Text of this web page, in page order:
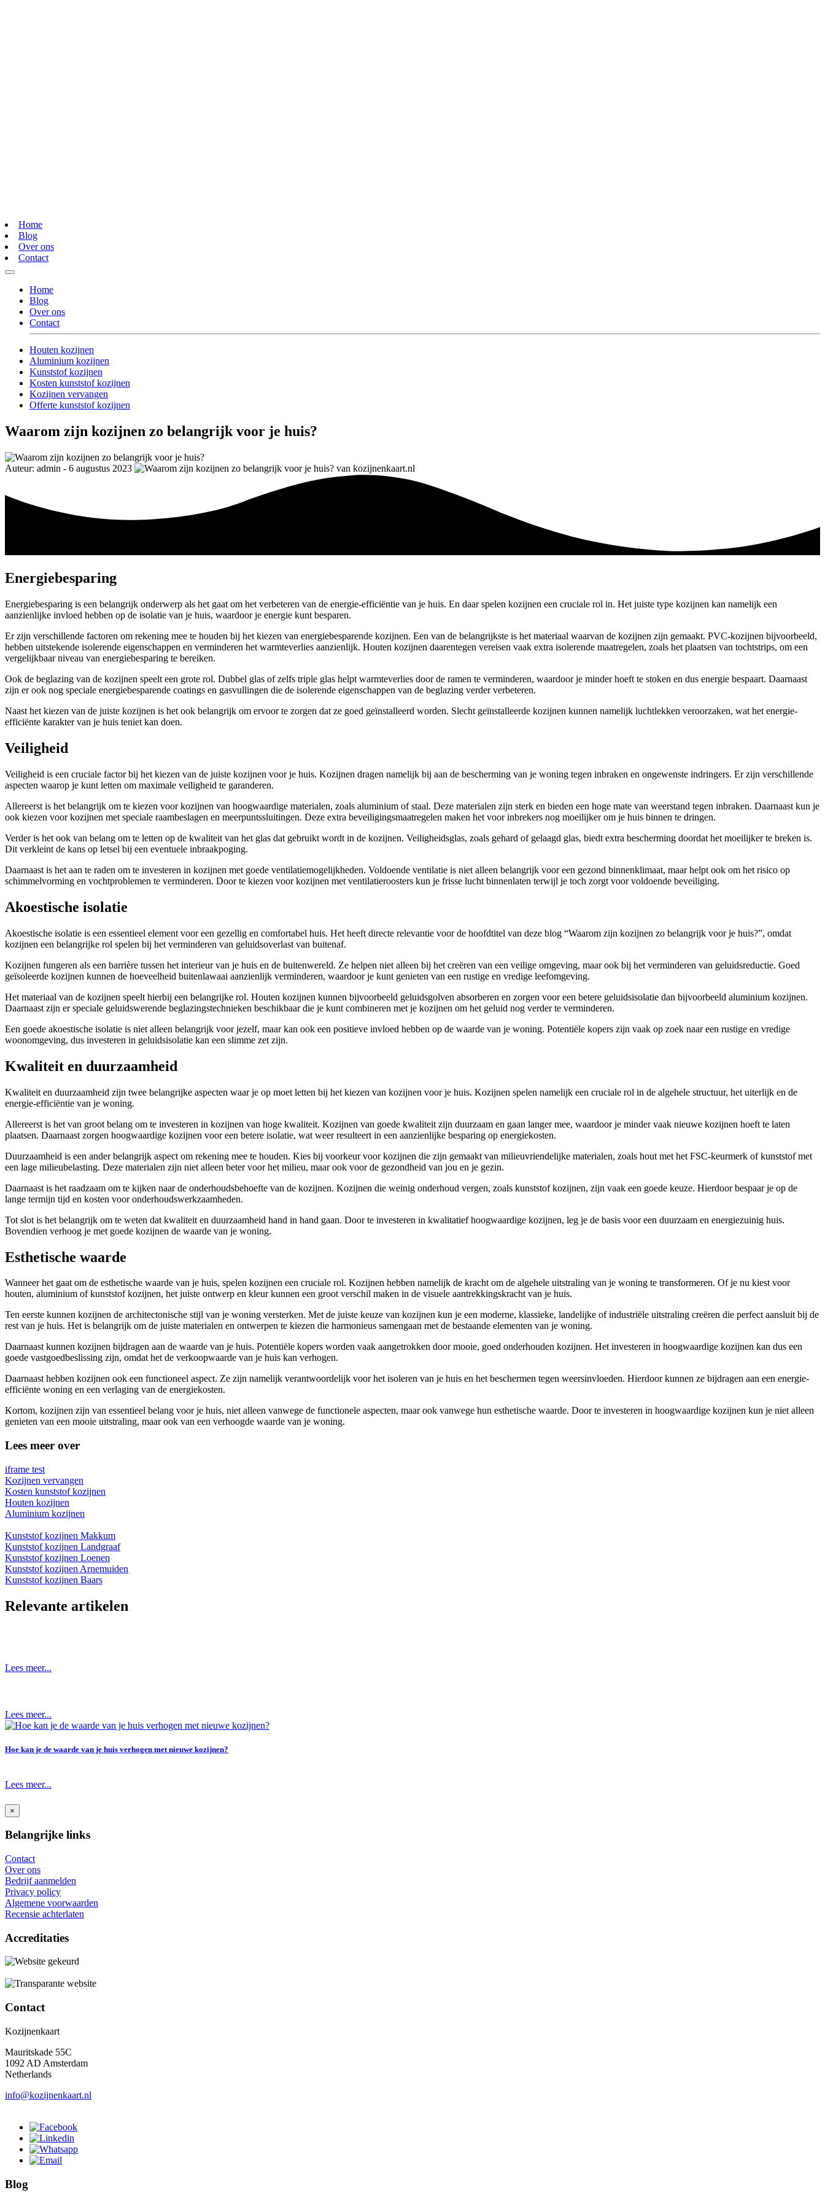
Home
Blog
Over ons
Contact
Home
Blog
Over ons
Contact
Houten kozijnen
Aluminium kozijnen
Kunststof kozijnen
Kosten kunststof kozijnen
Kozijnen vervangen
Offerte kunststof kozijnen
Waarom zijn kozijnen zo belangrijk voor je huis?
Auteur: admin - 6 augustus 2023
Energiebesparing
Energiebesparing is een belangrijk onderwerp als het gaat om het verbeteren van de energie-efficiëntie van je huis. En daar spelen kozijnen een cruciale rol in. Het juiste type kozijnen kan namelijk een
aanzienlijke invloed hebben op de isolatie van je huis, waardoor je energie kunt besparen.
Er zijn verschillende factoren om rekening mee te houden bij het kiezen van energiebesparende kozijnen. Een van de belangrijkste is het materiaal waarvan de kozijnen zijn gemaakt. PVC-kozijnen bijvoorbeeld,
hebben uitstekende isolerende eigenschappen en verminderen het warmteverlies aanzienlijk. Houten kozijnen daarentegen vereisen vaak extra isolerende maatregelen, zoals het plaatsen van tochtstrips, om een
vergelijkbaar niveau van energiebesparing te bereiken.
Ook de beglazing van de kozijnen speelt een grote rol. Dubbel glas of zelfs triple glas helpt warmteverlies door de ramen te verminderen, waardoor je minder hoeft te stoken en dus energie bespaart. Daarnaast
zijn er ook nog speciale energiebesparende coatings en gasvullingen die de isolerende eigenschappen van de beglazing verder verbeteren.
Naast het kiezen van de juiste kozijnen is het ook belangrijk om ervoor te zorgen dat ze goed geïnstalleerd worden. Slecht geïnstalleerde kozijnen kunnen namelijk luchtlekken veroorzaken, wat het energie-
efficiënte karakter van je huis teniet kan doen.
Veiligheid
Veiligheid is een cruciale factor bij het kiezen van de juiste kozijnen voor je huis. Kozijnen dragen namelijk bij aan de bescherming van je woning tegen inbraken en ongewenste indringers. Er zijn verschillende
aspecten waarop je kunt letten om maximale veiligheid te garanderen.
Allereerst is het belangrijk om te kiezen voor kozijnen van hoogwaardige materialen, zoals aluminium of staal. Deze materialen zijn sterk en bieden een hoge mate van weerstand tegen inbraken. Daarnaast kun je
ook kiezen voor kozijnen met speciale raambeslagen en meerpuntssluitingen. Deze extra beveiligingsmaatregelen maken het voor inbrekers nog moeilijker om je huis binnen te dringen.
Verder is het ook van belang om te letten op de kwaliteit van het glas dat gebruikt wordt in de kozijnen. Veiligheidsglas, zoals gehard of gelaagd glas, biedt extra bescherming doordat het moeilijker te breken is.
Dit verkleint de kans op letsel bij een eventuele inbraakpoging.
Daarnaast is het aan te raden om te investeren in kozijnen met goede ventilatiemogelijkheden. Voldoende ventilatie is niet alleen belangrijk voor een gezond binnenklimaat, maar helpt ook om het risico op
schimmelvorming en vochtproblemen te verminderen. Door te kiezen voor kozijnen met ventilatieroosters kun je frisse lucht binnenlaten terwijl je toch zorgt voor voldoende beveiliging.
Akoestische isolatie
Akoestische isolatie is een essentieel element voor een gezellig en comfortabel huis. Het heeft directe relevantie voor de hoofdtitel van deze blog “Waarom zijn kozijnen zo belangrijk voor je huis?”, omdat
kozijnen een belangrijke rol spelen bij het verminderen van geluidsoverlast van buitenaf.
Kozijnen fungeren als een barrière tussen het interieur van je huis en de buitenwereld. Ze helpen niet alleen bij het creëren van een veilige omgeving, maar ook bij het verminderen van geluidsreductie. Goed
geïsoleerde kozijnen kunnen de hoeveelheid buitenlawaai aanzienlijk verminderen, waardoor je kunt genieten van een rustige en vredige leefomgeving.
Het materiaal van de kozijnen speelt hierbij een belangrijke rol. Houten kozijnen kunnen bijvoorbeeld geluidsgolven absorberen en zorgen voor een betere geluidsisolatie dan bijvoorbeeld aluminium kozijnen.
Daarnaast zijn er speciale geluidswerende beglazingstechnieken beschikbaar die je kunt combineren met je kozijnen om het geluid nog verder te verminderen.
Een goede akoestische isolatie is niet alleen belangrijk voor jezelf, maar kan ook een positieve invloed hebben op de waarde van je woning. Potentiële kopers zijn vaak op zoek naar een rustige en vredige
woonomgeving, dus investeren in geluidsisolatie kan een slimme zet zijn.
Kwaliteit en duurzaamheid
Kwaliteit en duurzaamheid zijn twee belangrijke aspecten waar je op moet letten bij het kiezen van kozijnen voor je huis. Kozijnen spelen namelijk een cruciale rol in de algehele structuur, het uiterlijk en de
energie-efficiëntie van je woning.
Allereerst is het van groot belang om te investeren in kozijnen van hoge kwaliteit. Kozijnen van goede kwaliteit zijn duurzaam en gaan langer mee, waardoor je minder vaak nieuwe kozijnen hoeft te laten
plaatsen. Daarnaast zorgen hoogwaardige kozijnen voor een betere isolatie, wat weer resulteert in een aanzienlijke besparing op energiekosten.
Duurzaamheid is een ander belangrijk aspect om rekening mee te houden. Kies bij voorkeur voor kozijnen die zijn gemaakt van milieuvriendelijke materialen, zoals hout met het FSC-keurmerk of kunststof met
een lage milieubelasting. Deze materialen zijn niet alleen beter voor het milieu, maar ook voor de gezondheid van jou en je gezin.
Daarnaast is het raadzaam om te kijken naar de onderhoudsbehoefte van de kozijnen. Kozijnen die weinig onderhoud vergen, zoals kunststof kozijnen, zijn vaak een goede keuze. Hierdoor bespaar je op de
lange termijn tijd en kosten voor onderhoudswerkzaamheden.
Tot slot is het belangrijk om te weten dat kwaliteit en duurzaamheid hand in hand gaan. Door te investeren in kwalitatief hoogwaardige kozijnen, leg je de basis voor een duurzaam en energiezuinig huis.
Bovendien verhoog je met goede kozijnen de waarde van je woning.
Esthetische waarde
Wanneer het gaat om de esthetische waarde van je huis, spelen kozijnen een cruciale rol. Kozijnen hebben namelijk de kracht om de algehele uitstraling van je woning te transformeren. Of je nu kiest voor
houten, aluminium of kunststof kozijnen, het juiste ontwerp en kleur kunnen een groot verschil maken in de visuele aantrekkingskracht van je huis.
Ten eerste kunnen kozijnen de architectonische stijl van je woning versterken. Met de juiste keuze van kozijnen kun je een moderne, klassieke, landelijke of industriële uitstraling creëren die perfect aansluit bij de
rest van je huis. Het is belangrijk om de juiste materialen en ontwerpen te kiezen die harmonieus samengaan met de bestaande elementen van je woning.
Daarnaast kunnen kozijnen bijdragen aan de waarde van je huis. Potentiële kopers worden vaak aangetrokken door mooie, goed onderhouden kozijnen. Het investeren in hoogwaardige kozijnen kan dus een
goede vastgoedbeslissing zijn, omdat het de verkoopwaarde van je huis kan verhogen.
Daarnaast hebben kozijnen ook een functioneel aspect. Ze zijn namelijk verantwoordelijk voor het isoleren van je huis en het beschermen tegen weersinvloeden. Hierdoor kunnen ze bijdragen aan een energie-
efficiënte woning en een verlaging van de energiekosten.
Kortom, kozijnen zijn van essentieel belang voor je huis, niet alleen vanwege de functionele aspecten, maar ook vanwege hun esthetische waarde. Door te investeren in hoogwaardige kozijnen kun je niet alleen
genieten van een mooie uitstraling, maar ook van een verhoogde waarde van je woning.
Lees meer over
iframe test
Kozijnen vervangen
Kosten kunststof kozijnen
Houten kozijnen
Aluminium kozijnen
Kunststof kozijnen Makkum
Kunststof kozijnen Landgraaf
Kunststof kozijnen Loenen
Kunststof kozijnen Arnemuiden
Kunststof kozijnen Baars
Relevante artikelen
Lees meer...
Lees meer...
Hoe kan je de waarde van je huis verhogen met nieuwe kozijnen?
Lees meer...
×
Belangrijke links
Contact
Over ons
Bedrijf aanmelden
Privacy policy
Algemene voorwaarden
Recensie achterlaten
Accreditaties
Contact
Kozijnenkaart
Mauritskade 55C
1092 AD Amsterdam
Netherlands
info@kozijnenkaart.nl
Blog